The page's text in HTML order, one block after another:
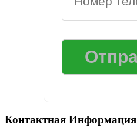
Контактная Информация